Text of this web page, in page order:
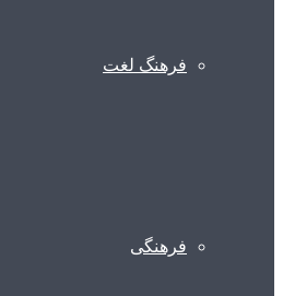
فرهنگ لغت
فرهنگی